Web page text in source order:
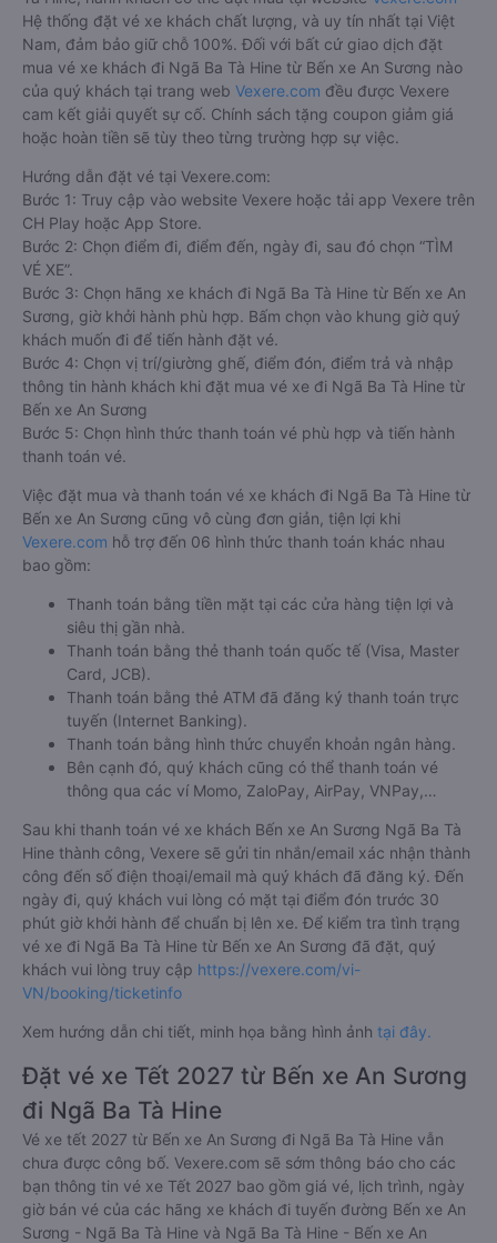
Hệ thống đặt vé xe khách chất lượng, và uy tín nhất tại Việt
Nam, đảm bảo giữ chỗ 100%. Đối với bất cứ giao dịch đặt
mua vé xe khách đi Ngã Ba Tà Hine từ Bến xe An Sương nào
của quý khách tại trang web Vexere.com đều được Vexere
cam kết giải quyết sự cố. Chính sách tặng coupon giảm giá
hoặc hoàn tiền sẽ tùy theo từng trường hợp sự việc.
Hướng dẫn đặt vé tại Vexere.com:
Bước 1: Truy cập vào website Vexere hoặc tải app Vexere trên
CH Play hoặc App Store.
Bước 2: Chọn điểm đi, điểm đến, ngày đi, sau đó chọn “TÌM
VÉ XE”.
Bước 3: Chọn hãng xe khách đi Ngã Ba Tà Hine từ Bến xe An
Sương, giờ khởi hành phù hợp. Bấm chọn vào khung giờ quý
khách muốn đi để tiến hành đặt vé.
Bước 4: Chọn vị trí/giường ghế, điểm đón, điểm trả và nhập
thông tin hành khách khi đặt mua vé xe đi Ngã Ba Tà Hine từ
Bến xe An Sương
Bước 5: Chọn hình thức thanh toán vé phù hợp và tiến hành
thanh toán vé.
Việc đặt mua và thanh toán vé xe khách đi Ngã Ba Tà Hine từ
Bến xe An Sương cũng vô cùng đơn giản, tiện lợi khi
Vexere.com hỗ trợ đến 06 hình thức thanh toán khác nhau
bao gồm:
Thanh toán bằng tiền mặt tại các cửa hàng tiện lợi và
siêu thị gần nhà.
Thanh toán bằng thẻ thanh toán quốc tế (Visa, Master
Card, JCB).
Thanh toán bằng thẻ ATM đã đăng ký thanh toán trực
tuyến (Internet Banking).
Thanh toán bằng hình thức chuyển khoản ngân hàng.
Bên cạnh đó, quý khách cũng có thể thanh toán vé
thông qua các ví Momo, ZaloPay, AirPay, VNPay,…
Sau khi thanh toán vé xe khách Bến xe An Sương Ngã Ba Tà
Hine thành công, Vexere sẽ gửi tin nhắn/email xác nhận thành
công đến số điện thoại/email mà quý khách đã đăng ký. Đến
ngày đi, quý khách vui lòng có mặt tại điểm đón trước 30
phút giờ khởi hành để chuẩn bị lên xe. Để kiểm tra tình trạng
vé xe đi Ngã Ba Tà Hine từ Bến xe An Sương đã đặt, quý
khách vui lòng truy cập https://vexere.com/vi-
VN/booking/ticketinfo
Xem hướng dẫn chi tiết, minh họa bằng hình ảnh tại đây.
Đặt vé xe Tết 2027 từ Bến xe An Sương
đi Ngã Ba Tà Hine
Vé xe tết 2027 từ Bến xe An Sương đi Ngã Ba Tà Hine vẫn
chưa được công bố. Vexere.com sẽ sớm thông báo cho các
bạn thông tin vé xe Tết 2027 bao gồm giá vé, lịch trình, ngày
giờ bán vé của các hãng xe khách đi tuyến đường Bến xe An
Sương - Ngã Ba Tà Hine và Ngã Ba Tà Hine - Bến xe An